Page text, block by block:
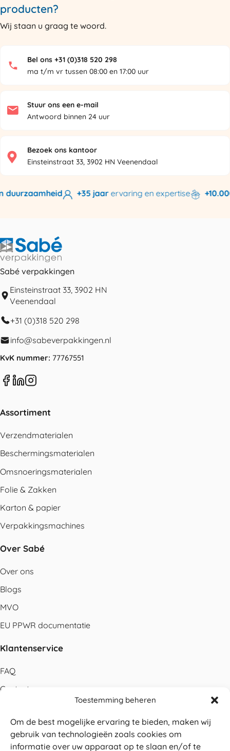
Toestemming beheren
Om de best mogelijke ervaring te bieden, maken wij
gebruik van technologieën zoals cookies om
informatie over uw apparaat op te slaan en/of te
producten?
Wij staan u graag te woord.
Bel ons +31 (0)318 520 298
ma t/m vr tussen 08:00 en 17:00 uur
Stuur ons een e-mail
Antwoord binnen 24 uur
Bezoek ons kantoor
Einsteinstraat 33, 3902 HN Veenendaal
+35 jaarervaring en expertise
Sabé verpakkingen
Einsteinstraat 33, 3902 HN
Veenendaal
+31 (0)318 520 298
info@sabeverpakkingen.nl
KvK nummer: 77767551
Assortiment
Verzendmaterialen
Beschermingsmaterialen
Omsnoeringsmaterialen
Folie & Zakken
Karton & papier
Verpakkingsmachines
Over Sabé
Over ons
Blogs
MVO
EU PPWR documentatie
Klantenservice
FAQ
Contact
Betalen
Levering